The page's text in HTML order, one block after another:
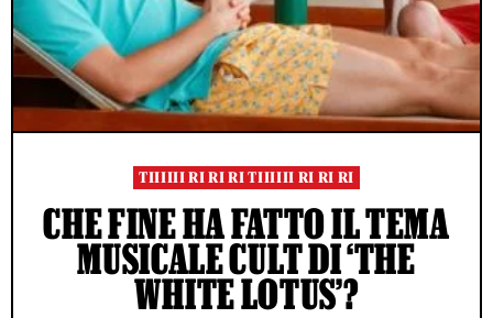
TIIIIII RI RI RI TIIIIII RI RI RI
CHE FINE HA FATTO IL TEMA
MUSICALE CULT DI ‘THE
WHITE LOTUS’?